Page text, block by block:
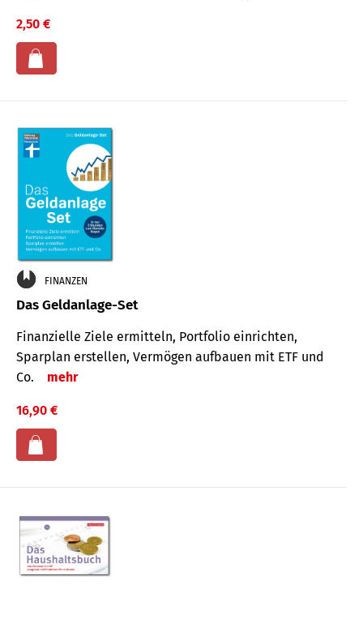
2,50 €
FINANZEN
Das Geldanlage-Set
Finanzielle Ziele ermitteln, Portfolio einrichten,
Sparplan erstellen, Vermögen aufbauen mit ETF und
Co.
mehr
16,90 €